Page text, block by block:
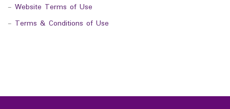
- Website Terms of Use
- Terms & Conditions of Use